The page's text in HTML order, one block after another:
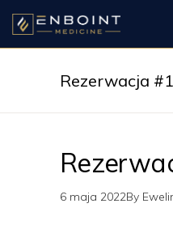
Rezerwacja
6 maja 2022By